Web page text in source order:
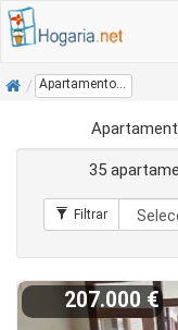
Inicio
35
207.000 €